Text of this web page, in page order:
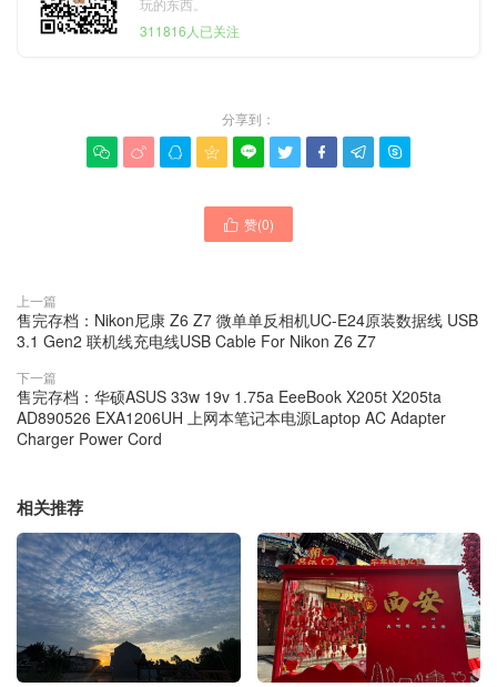
玩的东西。
311816人已关注
分享到：
        
 赞(0)
上一篇
售完存档：Nikon尼康 Z6 Z7 微单单反相机UC-E24原装数据线 USB
3.1 Gen2 联机线充电线USB Cable For Nikon Z6 Z7
下一篇
售完存档：华硕ASUS 33w 19v 1.75a EeeBook X205t X205ta
AD890526 EXA1206UH 上网本笔记本电源Laptop AC Adapter
Charger Power Cord
相关推荐